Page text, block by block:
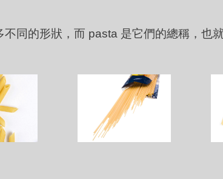
不同的形狀，而 pasta 是它們的總稱，也